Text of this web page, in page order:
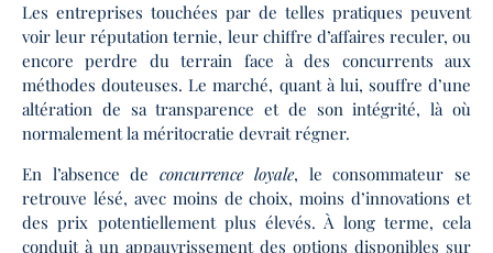
Les entreprises touchées par de telles pratiques peuvent
voir leur réputation ternie, leur chiffre d’affaires reculer, ou
encore perdre du terrain face à des concurrents aux
méthodes douteuses. Le marché, quant à lui, souffre d’une
altération de sa transparence et de son intégrité, là où
normalement la méritocratie devrait régner.
En l’absence deconcurrence loyale, le consommateur se
retrouve lésé, avec moins de choix, moins d’innovations et
des prix potentiellement plus élevés. À long terme, cela
conduit à un appauvrissement des options disponibles sur